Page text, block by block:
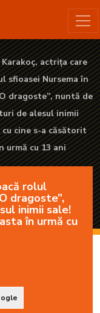
Nursema în
Karakoç, actrița care
sfioasei Nursema în
dragoste”, nuntă de
de alesul inimii
cu cine s-a căsătorit
urmă cu 13 ani
rolul
dragoste”,
inimii sale!
în urmă cu